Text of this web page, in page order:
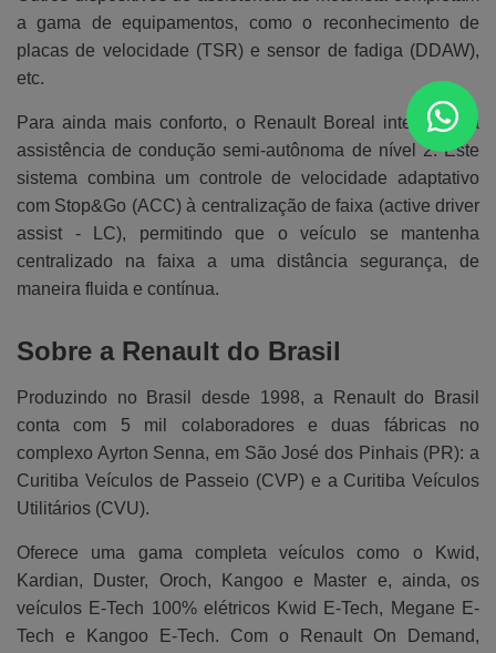
a gama de equipamentos, como o reconhecimento de
placas de velocidade (TSR) e sensor de fadiga (DDAW),
etc.
Para ainda mais conforto, o Renault Boreal integra uma
assistência de condução semi-autônoma de nível 2. Este
sistema combina um controle de velocidade adaptativo
com Stop&Go (ACC) à centralização de faixa (active driver
assist - LC), permitindo que o veículo se mantenha
centralizado na faixa a uma distância segurança, de
maneira fluida e contínua.
Sobre a Renault do Brasil
Produzindo no Brasil desde 1998, a Renault do Brasil
conta com 5 mil colaboradores e duas fábricas no
complexo Ayrton Senna, em São José dos Pinhais (PR): a
Curitiba Veículos de Passeio (CVP) e a Curitiba Veículos
Utilitários (CVU).
Oferece uma gama completa veículos como o Kwid,
Kardian, Duster, Oroch, Kangoo e Master e, ainda, os
veículos E-Tech 100% elétricos Kwid E-Tech, Megane E-
Tech e Kangoo E-Tech. Com o Renault On Demand,